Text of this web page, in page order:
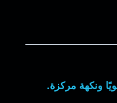
ونكهة مركزة.